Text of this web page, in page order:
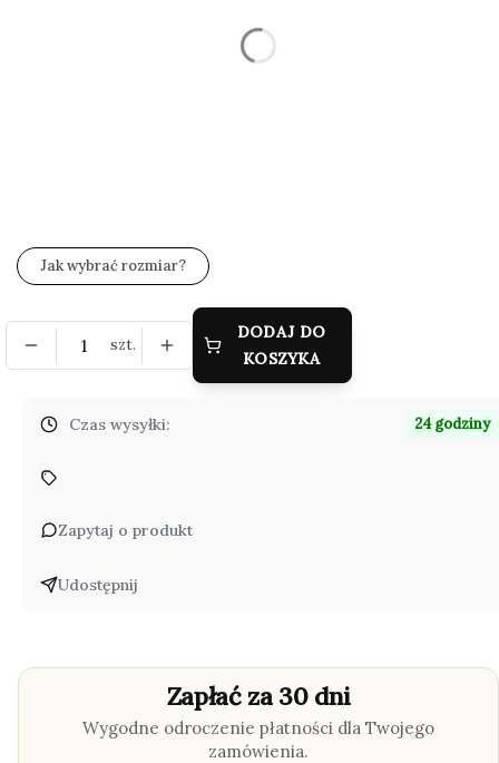
Jak wybrać rozmiar?
szt.
DODAJ DO
KOSZYKA
Czas wysyłki: 24 godziny
Zapytaj o produkt
Udostępnij
Zapłać za 30 dni
Wygodne odroczenie płatności dla Twojego
zamówienia.